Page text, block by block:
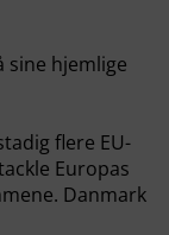
sine hjemlige
flere EU-
Europas
Danmark